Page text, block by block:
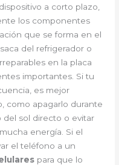
a corto plazo,
los componentes
que se forma en el
del refrigerador o
en la placa
importantes. Si tu
es mejor
como apagarlo durante
del sol directo o evitar
energía. Si el
el teléfono a un
para que lo